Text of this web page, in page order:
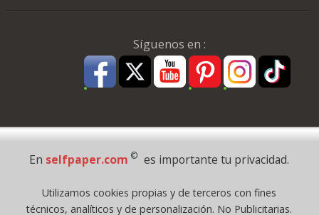
Síguenos en :
Pago Seguro
Todos los derechos reservados
En selfpaper.com © es importante tu privacidad.
Utilizamos cookies propias y de terceros con fines
técnicos, analíticos y de personalización. No Publicitarias.